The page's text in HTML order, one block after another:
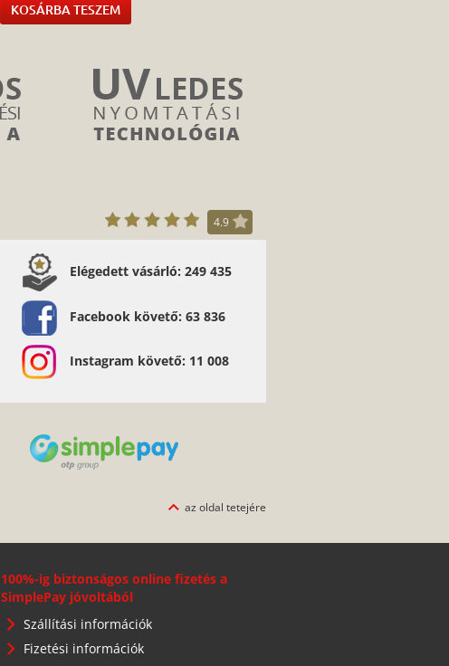
KOSÁRBA TESZEM
4.9
Elégedett vásárló: 249 435
Facebook követő: 63 836
Instagram követő: 11 008
az oldal tetejére
100%-ig biztonságos online fizetés a
SimplePay jóvoltából
Szállítási információk
Fizetési információk